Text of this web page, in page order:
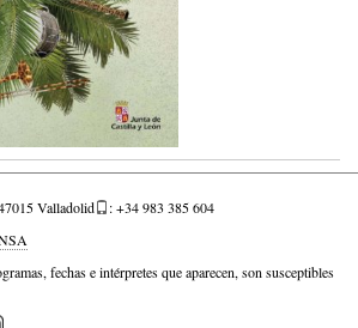
Valladolid
: +34 983 385 604
fechas e intérpretes que aparecen, son susceptibles